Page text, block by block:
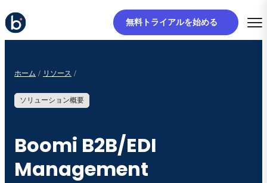
無料トライアルを始める
ホーム リソース
ソリューション概要
Boomi B2B/EDI
Management